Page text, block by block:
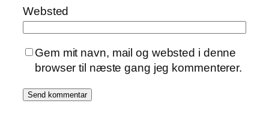
Websted
Gem mit navn, mail og websted i denne
browser til næste gang jeg kommenterer.